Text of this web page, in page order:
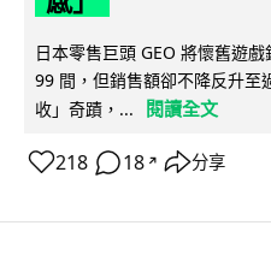
日本零售巨頭 GEO 將懷舊遊
99 間，但銷售額卻不降反升至
收」奇蹟，...
閱讀全文
218 18 ↗ 分享